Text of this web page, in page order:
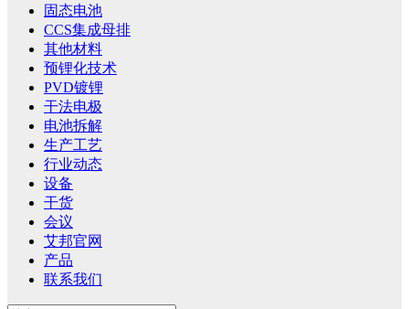
固态电池
CCS集成母排
其他材料
预锂化技术
PVD镀锂
干法电极
电池拆解
生产工艺
行业动态
设备
干货
会议
艾邦官网
产品
联系我们